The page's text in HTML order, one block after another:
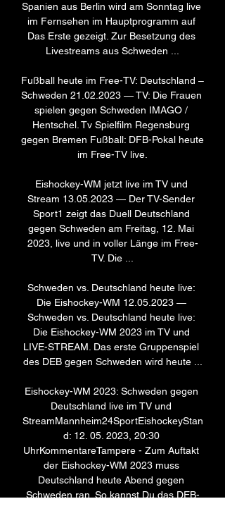
Spanien aus Berlin wird am Sonntag live
im Fernsehen im Hauptprogramm auf
Das Erste gezeigt. Zur Besetzung des
Livestreams aus Schweden ...
Fußball heute im Free-TV: Deutschland –
Schweden 21.02.2023 — TV: Die Frauen
spielen gegen Schweden IMAGO /
Hentschel. Tv Spielfilm Regensburg
gegen Bremen Fußball: DFB-Pokal heute
im Free-TV live.
Eishockey-WM jetzt live im TV und
Stream 13.05.2023 — Der TV-Sender
Sport1 zeigt das Duell Deutschland
gegen Schweden am Freitag, 12. Mai
2023, live und in voller Länge im Free-
TV. Die ...
Schweden vs. Deutschland heute live:
Die Eishockey-WM 12.05.2023 —
Schweden vs. Deutschland heute live:
Die Eishockey-WM 2023 im TV und
LIVE-STREAM. Das erste Gruppenspiel
des DEB gegen Schweden wird heute ...
Eishockey-WM 2023: Schweden gegen
Deutschland live im TV und
StreamMannheim24SportEishockeyStan
d: 12. 05. 2023, 20:30
UhrKommentareTampere - Zum Auftakt
der Eishockey-WM 2023 muss
Deutschland heute Abend gegen
Schweden ran. So kannst Du das DEB-